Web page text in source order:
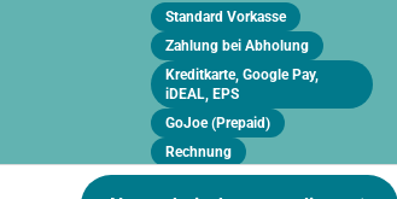
Standard Vorkasse
Zahlung bei Abholung
Kreditkarte, Google Pay,
iDEAL, EPS
GoJoe (Prepaid)
Rechnung